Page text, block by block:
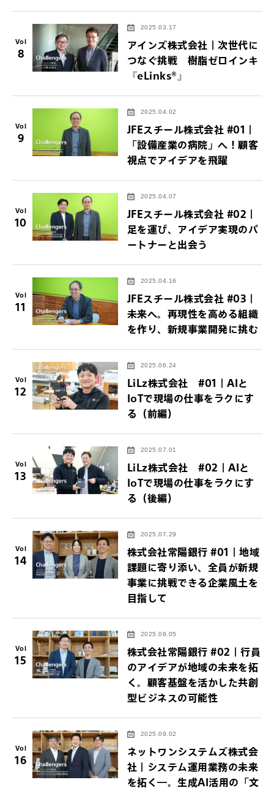
Vol
8
2025.03.17
アインズ株式会社｜次世代に
つなぐ挑戦 樹脂ゼロインキ
『eLinks®』
Vol
9
2025.04.02
JFEスチール株式会社 #01｜
「設備産業の病院」へ！顧客
視点でアイデアを飛躍
Vol
10
2025.04.07
JFEスチール株式会社 #02｜
足を運び、アイデア実現のパ
ートナーと出会う
Vol
11
2025.04.16
JFEスチール株式会社 #03｜
未来へ。再現性を高める組織
を作り、新規事業開発に挑む
Vol
12
2025.06.24
LiLz株式会社 #01｜AIと
IoTで現場の仕事をラクにす
る（前編）
Vol
13
2025.07.01
LiLz株式会社 #02｜AIと
IoTで現場の仕事をラクにす
る（後編）
Vol
14
2025.07.29
株式会社常陽銀行 #01｜地域
課題に寄り添い、全員が新規
事業に挑戦できる企業風土を
目指して
Vol
15
2025.08.05
株式会社常陽銀行 #02｜行員
のアイデアが地域の未来を拓
く。顧客基盤を活かした共創
型ビジネスの可能性
Vol
16
2025.09.02
ネットワンシステムズ株式会
社｜システム運用業務の未来
を拓く―。生成AI活用の「文